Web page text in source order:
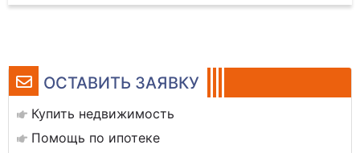
ОСТАВИТЬ ЗАЯВКУ
Купить недвижимость
Помощь по ипотеке